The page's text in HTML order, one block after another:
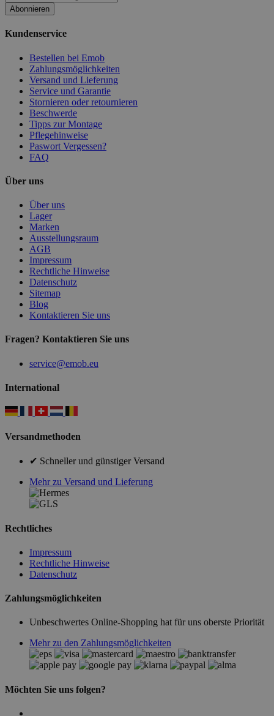
Abonnieren
Kundenservice
Bestellen bei Emob
Zahlungsmöglichkeiten
Versand und Lieferung
Service und Garantie
Stornieren oder retournieren
Beschwerde
Tipps zur Montage
Pflegehinweise
Paswort Vergessen?
FAQ
Über uns
Über uns
Lager
Marken
Ausstellungsraum
AGB
Impressum
Rechtliche Hinweise
Datenschutz
Sitemap
Blog
Kontaktieren Sie uns
Fragen? Kontaktieren Sie uns
service@emob.eu
International
Versandmethoden
✔ Schneller und günstiger Versand
Mehr zu Versand und Lieferung
Rechtliches
Impressum
Rechtliche Hinweise
Datenschutz
Zahlungsmöglichkeiten
Unbeschwertes Online-Shopping hat für uns oberste Priorität
Mehr zu den Zahlungsmöglichkeiten
Möchten Sie uns folgen?